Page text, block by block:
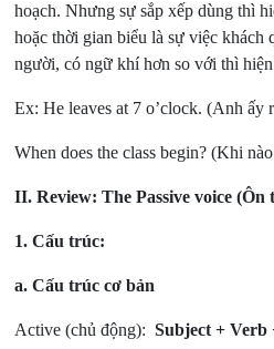
hoạch. Nhưng sự sắp xếp dùng thì
hoặc thời gian biểu là sự việc khách
người, có ngữ khí hơn so với thì
Ex: He leaves at 7 o’clock. (Anh ấy
When does the class begin? (Khi
II. Review: The Passive voice (Ôn
1. Cấu trúc:
a.Cấu trúc cơ bản
Active (chủ động):Subject + Verb